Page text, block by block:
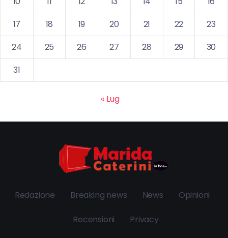
17
18 19 20 21 22
23
24
25 26 27 28 29
30
31
« Lug
Redazione Breaking news News Opinioni
Recensioni Privacy